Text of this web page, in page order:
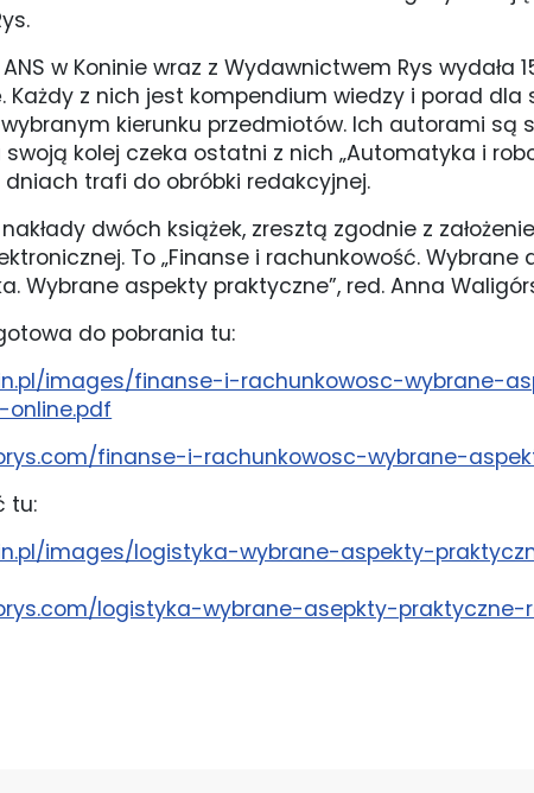
w Koninie wraz z Wydawnictwem Rys
Każdy z nich jest kompendium wiedzy i porad
kierunku przedmiotów. Ich autorami
swoją kolej czeka ostatni z nich „Automatyka i
dniach trafi do obróbki redakcyjnej.
dwóch książek, zresztą zgodnie z
To „Finanse i rachunkowość. Wybrane
Wybrane aspekty praktyczne”, red. Anna
do pobrania tu:
images/finanse-i-rachunkowosc-wybrane-
finanse-i-rachunkowosc-wybrane-
tu:
images/logistyka-wybrane-aspekty-
logistyka-wybrane-asepkty-
relacje z klientem